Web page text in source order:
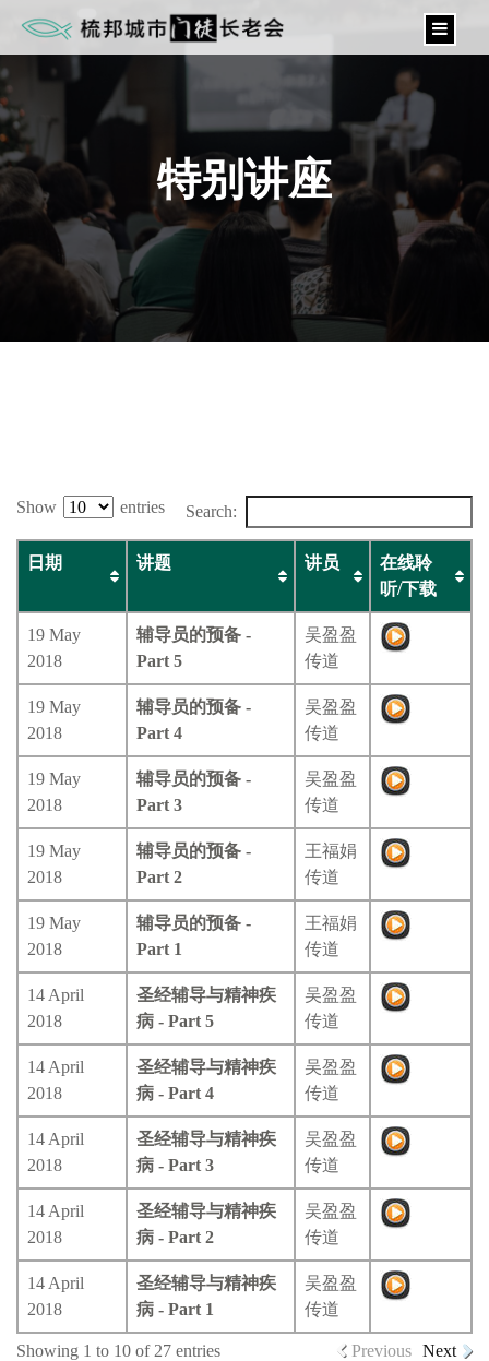
特别讲座
Show entries Search:
日期 讲题 讲员
在线聆
听/下载
19 May
2018
辅导员的预备 -
Part 5
吴盈盈
传道
19 May
2018
辅导员的预备 -
Part 4
吴盈盈
传道
19 May
2018
辅导员的预备 -
Part 3
吴盈盈
传道
19 May
2018
辅导员的预备 -
Part 2
王福娟
传道
19 May
2018
辅导员的预备 -
Part 1
王福娟
传道
14 April
2018
圣经辅导与精神疾
病 - Part 5
吴盈盈
传道
14 April
2018
圣经辅导与精神疾
病 - Part 4
吴盈盈
传道
14 April
2018
圣经辅导与精神疾
病 - Part 3
吴盈盈
传道
14 April
2018
圣经辅导与精神疾
病 - Part 2
吴盈盈
传道
14 April
2018
圣经辅导与精神疾
病 - Part 1
吴盈盈
传道
Showing 1 to 10 of 27 entries Previous Next